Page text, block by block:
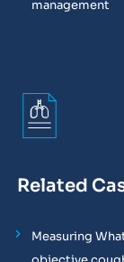
management
Related
Measuring